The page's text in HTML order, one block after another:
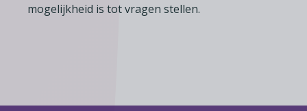
mogelijkheid is tot vragen stellen.